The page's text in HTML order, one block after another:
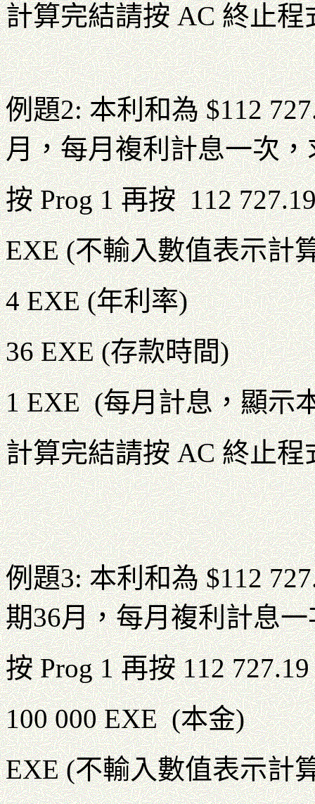
計算完結請按 AC 終止程
例題2: 本利和為 $112
月，每月複利計息一次
按 Prog 1 再按 112
EXE (不輸入數值表示計
4 EXE (年利率)
36 EXE (存款時間)
1 EXE (每月計息，顯示
計算完結請按 AC 終止程
例題3: 本利和為 $112
期36月，每月複利計息
按 Prog 1 再按 112
100 000 EXE (本金)
EXE (不輸入數值表示計